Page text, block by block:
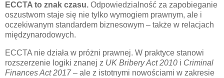
ECCTA to znak czasu. Odpowiedzialność za zapobieganie
oszustwom staje się nie tylko wymogiem prawnym, ale i
oczekiwanym standardem biznesowym – także w relacjach
międzynarodowych.
ECCTA nie działa w próżni prawnej. W praktyce stanowi
rozszerzenie logiki znanej z UK Bribery Act 2010 i Criminal
Finances Act 2017– ale z istotnymi nowościami w zakresie